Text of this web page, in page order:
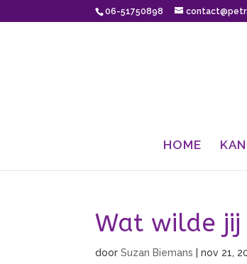
06-51750898
HOME
Wat wilde
doorSuzan Biemans |nov 21,